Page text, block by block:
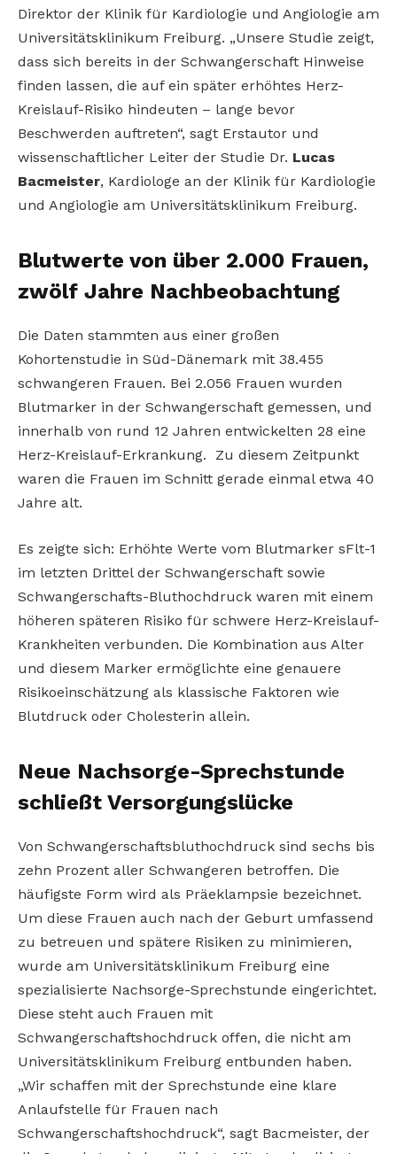
Direktor der Klinik für Kardiologie und Angiologie am
Universitätsklinikum Freiburg. „Unsere Studie zeigt,
dass sich bereits in der Schwangerschaft Hinweise
finden lassen, die auf ein später erhöhtes Herz-
Kreislauf-Risiko hindeuten – lange bevor
Beschwerden auftreten“, sagt Erstautor und
wissenschaftlicher Leiter der Studie Dr. Lucas
Bacmeister, Kardiologe an der Klinik für Kardiologie
und Angiologie am Universitätsklinikum Freiburg.
Blutwerte von über 2.000 Frauen,
zwölf Jahre Nachbeobachtung
Die Daten stammten aus einer großen
Kohortenstudie in Süd-Dänemark mit 38.455
schwangeren Frauen. Bei 2.056 Frauen wurden
Blutmarker in der Schwangerschaft gemessen, und
innerhalb von rund 12 Jahren entwickelten 28 eine
Herz-Kreislauf-Erkrankung. Zu diesem Zeitpunkt
waren die Frauen im Schnitt gerade einmal etwa 40
Jahre alt.
Es zeigte sich: Erhöhte Werte vom Blutmarker sFlt-1
im letzten Drittel der Schwangerschaft sowie
Schwangerschafts-Bluthochdruck waren mit einem
höheren späteren Risiko für schwere Herz-Kreislauf-
Krankheiten verbunden. Die Kombination aus Alter
und diesem Marker ermöglichte eine genauere
Risikoeinschätzung als klassische Faktoren wie
Blutdruck oder Cholesterin allein.
Neue Nachsorge-Sprechstunde
schließt Versorgungslücke
Von Schwangerschaftsbluthochdruck sind sechs bis
zehn Prozent aller Schwangeren betroffen. Die
häufigste Form wird als Präeklampsie bezeichnet.
Um diese Frauen auch nach der Geburt umfassend
zu betreuen und spätere Risiken zu minimieren,
wurde am Universitätsklinikum Freiburg eine
spezialisierte Nachsorge-Sprechstunde eingerichtet.
Diese steht auch Frauen mit
Schwangerschaftshochdruck offen, die nicht am
Universitätsklinikum Freiburg entbunden haben.
„Wir schaffen mit der Sprechstunde eine klare
Anlaufstelle für Frauen nach
Schwangerschaftshochdruck“, sagt Bacmeister, der